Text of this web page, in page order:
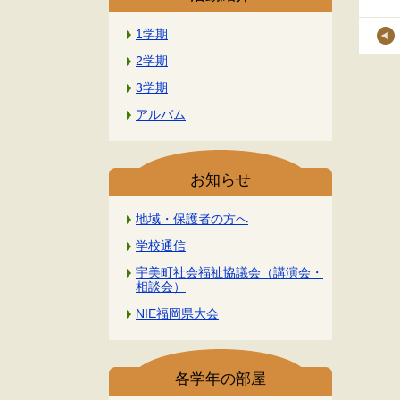
1学期
2学期
3学期
アルバム
お知らせ
地域・保護者の方へ
学校通信
宇美町社会福祉協議会（講演会・
相談会）
NIE福岡県大会
各学年の部屋